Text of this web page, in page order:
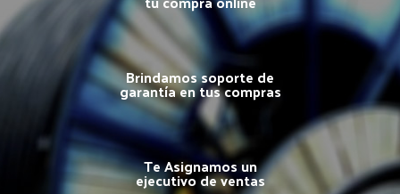
Brindamos soporte de
garantía en tus compras
Te Asignamos un
ejecutivo de ventas